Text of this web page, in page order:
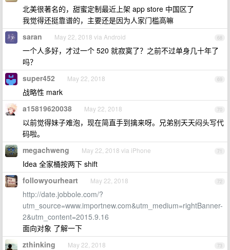
北美很著名的，甜蜜定制最近上架 app store 中国区了
我觉得还挺靠谱的，主要还是因为人家门槛高嘛
68
saran May 22, 2018 via Android
一个人多好，才过一个 520 就寂寞了？之前不过单身几十年了
吗？
69
super452 May 22, 2018
战略性 mark
70
a15819620038 May 22, 2018
以前觉得妹子难泡，现在简直手到擒来呀。兄弟别天天闷头写代
码啦。
71
megachweng May 22, 2018 via iPhone
Idea 全家桶按两下 shift
72
followyourheart May 22, 2018
http://date.jobbole.com/?
utm_source=www.importnew.com&utm_medium=rightBanner-
2&utm_content=2015.9.16
面向对象 了解一下
73
zthinking May 22, 2018